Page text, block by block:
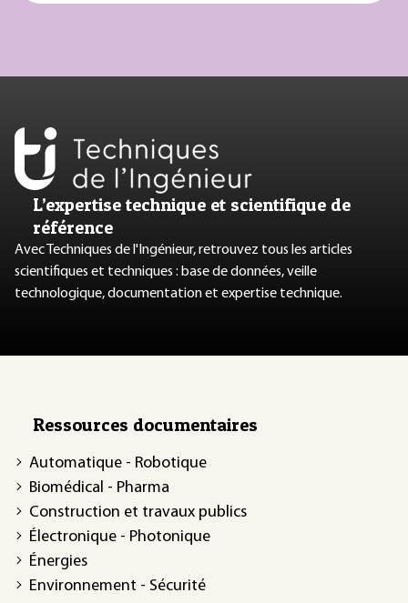
L’expertise technique et scientifique de
référence
Avec Techniques de l'Ingénieur, retrouvez tous les articles
scientifiques et techniques : base de données, veille
technologique, documentation et expertise technique.
Ressources documentaires
Automatique - Robotique
Biomédical - Pharma
Construction et travaux publics
Électronique - Photonique
Énergies
Environnement - Sécurité